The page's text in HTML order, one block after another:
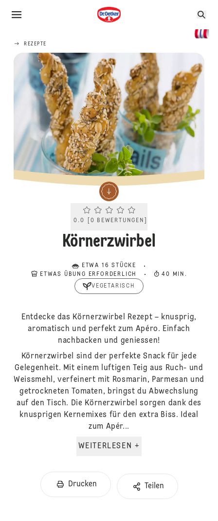
REZEPTE
Current rating 0.0. Click to rate.
0.0 0 BEWERTUNGEN
Körnerzwirbel
ETWA 16 STÜCKE
ETWAS ÜBUNG ERFORDERLICH
40 MIN.
VEGETARISCH
Entdecke das Körnerzwirbel Rezept – knusprig,
aromatisch und perfekt zum Apéro. Einfach
nachbacken und geniessen!
Körnerzwirbel sind der perfekte Snack für jede
Gelegenheit. Mit einem luftigen Teig aus Ruch- und
Weissmehl, verfeinert mit Rosmarin, Parmesan und
getrockneten Tomaten, bringst du Abwechslung
auf den Tisch. Die Körnerzwirbel sorgen dank des
knusprigen Kernemixes für den extra Biss. Ideal
zum Apér...
WEITERLESEN +
Drucken Teilen